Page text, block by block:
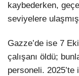
kaybederken,
seviyelere
Gazze’de ise 7
çalışanı öldü;
personeli. 2025’te